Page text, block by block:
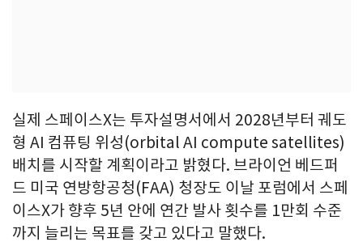
실제 스페이스X는 투자설명서에서 2028년부터 궤도
형 AI 컴퓨팅 위성(orbital AI compute satellites)
배치를 시작할 계획이라고 밝혔다. 브라이언 베드퍼
드 미국 연방항공청(FAA) 청장도 이날 포럼에서 스페
이스X가 향후 5년 안에 연간 발사 횟수를 1만회 수준
까지 늘리는 목표를 갖고 있다고 말했다.